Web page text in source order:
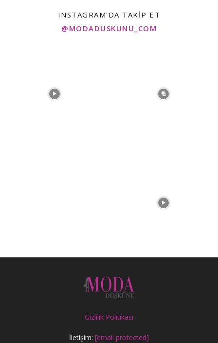
INSTAGRAM'DA TAKIP ET
@MODADUSKUNU_COM
Gizlilik Politikası
İletişim: [email protected]